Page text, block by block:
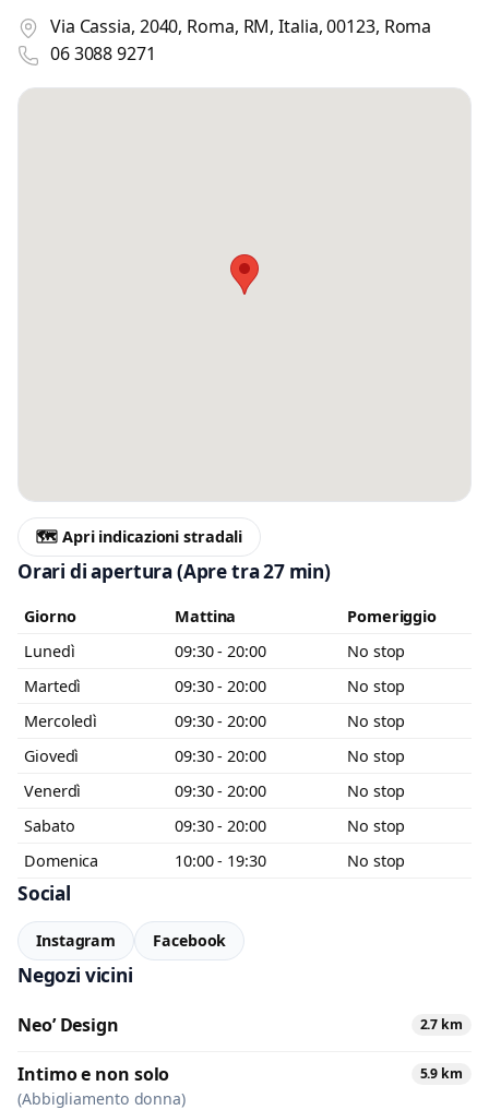
Via Cassia, 2040, Roma, RM, Italia, 00123, Roma
06 3088 9271
🗺️ Apri indicazioni stradali
Orari di apertura(Apre tra 27 min)
Giorno Mattina
Pomeriggio
Lunedì
09:30 - 20:00
No stop
Martedì
09:30 - 20:00
No stop
Mercoledì
09:30 - 20:00
No stop
Giovedì
09:30 - 20:00
No stop
Venerdì
09:30 - 20:00
No stop
Sabato
09:30 - 20:00
No stop
Domenica
10:00 - 19:30 No stop
Social
Instagram Facebook
Negozi vicini
Neo’ Design 2.7 km
Intimo e non solo 5.9 km
(Abbigliamento donna)
Accetto l’informativa privacy
Minimo 20 caratteri Invia messaggio